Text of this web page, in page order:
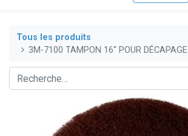
Tous les produits
3M-7100 TAMPON 16'' POUR